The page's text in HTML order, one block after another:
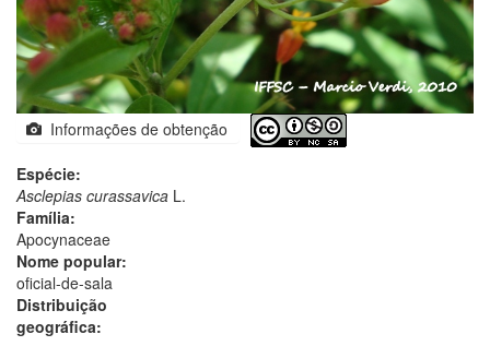
Informações de obtenção
Espécie:
Asclepias curassavica L.
Família:
Apocynaceae
Nome popular:
oficial-de-sala
Distribuição
geográfica: